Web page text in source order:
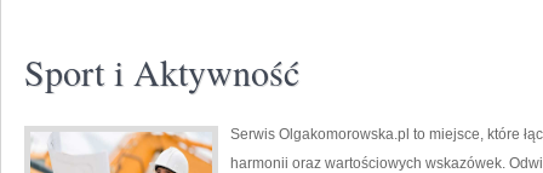
Sport i Aktywność
Serwis Olgakomorowska.pl to miejsce, które
harmonii oraz wartościowych wskazówek.